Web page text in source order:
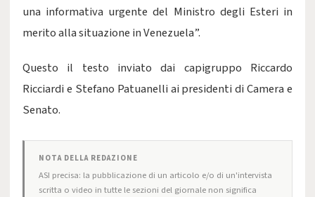
una informativa urgente del Ministro degli Esteri in
merito alla situazione in Venezuela”.
Questo il testo inviato dai capigruppo Riccardo
Ricciardi e Stefano Patuanelli ai presidenti di Camera e
Senato.
NOTA DELLA REDAZIONE
ASI precisa: la pubblicazione di un articolo e/o di un'intervista
scritta o video in tutte le sezioni del giornale non significa